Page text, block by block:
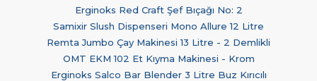
Erginoks Red Craft Şef Bıçağı No: 2
Samixir Slush Dispenseri Mono Allure 12 Litre
Remta Jumbo Çay Makinesi 13 Litre - 2 Demlikli
OMT EKM 102 Et Kıyma Makinesi - Krom
Erginoks Salco Bar Blender 3 Litre Buz Kırıcılı